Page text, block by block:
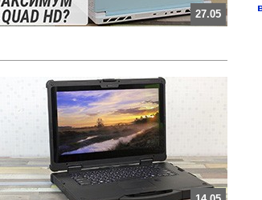
27.05